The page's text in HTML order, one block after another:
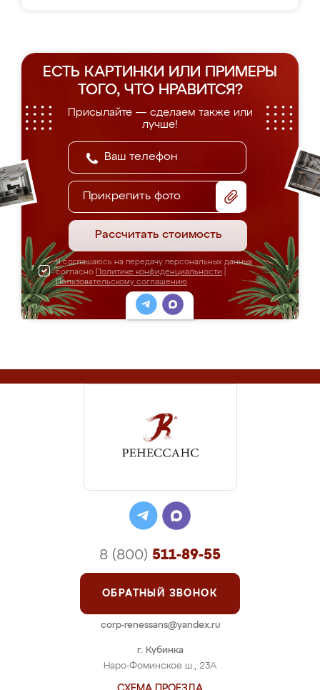
ЕСТЬ КАРТИНКИ ИЛИ ПРИМЕРЫ
ТОГО, ЧТО НРАВИТСЯ?
Присылайте — сделаем также или
лучше!
Прикрепить фото
Рассчитать стоимость
Я соглашаюсь на передачу персональных данных
согласно Политике конфиденциальности
Пользовательскому соглашению
г. Кубинка
Наро-Фоминское ш., 23А
8 (800) 511-89-55
ОБРАТНЫЙ ЗВОНОК
corp-renessans@yandex.ru